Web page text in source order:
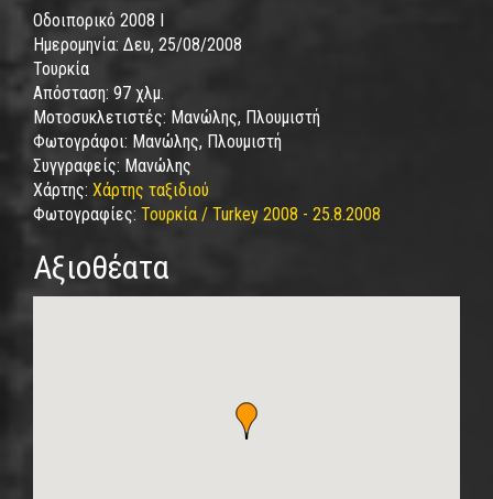
Οδοιπορικό 2008 I
Ημερομηνία: Δευ, 25/08/2008
Τουρκία
Απόσταση: 97 χλμ.
Μοτοσυκλετιστές: Μανώλης, Πλουμιστή
Φωτογράφοι: Μανώλης, Πλουμιστή
Συγγραφείς: Μανώλης
Χάρτης: Χάρτης ταξιδιού
Φωτογραφίες: Τουρκία / Turkey 2008 - 25.8.2008
Αξιοθέατα